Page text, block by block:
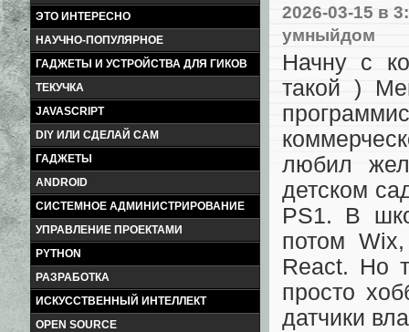
ЭТО ИНТЕРЕСНО
НАУЧНО-ПОПУЛЯРНОЕ
ГАДЖЕТЫ И УСТРОЙСТВА ДЛЯ ГИКОВ
ТЕКУЧКА
JAVASCRIPT
DIY ИЛИ СДЕЛАЙ САМ
ГАДЖЕТЫ
ANDROID
СИСТЕМНОЕ АДМИНИСТРИРОВАНИЕ
УПРАВЛЕНИЕ ПРОЕКТАМИ
PYTHON
РАЗРАБОТКА
ИСКУССТВЕННЫЙ ИНТЕЛЛЕКТ
OPEN SOURCE
2026-03-15 в
умныйдом
Начну с
такой )
любил
детском
PS1. В
потом
React. Но
просто
датчики